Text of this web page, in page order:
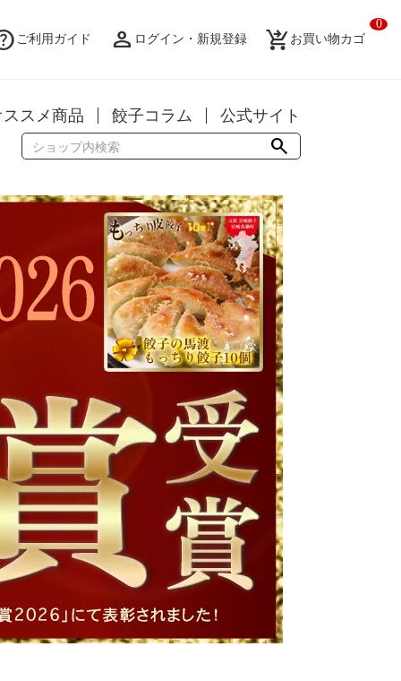
ご利用ガイド person_filled ログイン・新規登録 shopping_cart_checkout お買い物カゴ
0
ススメ商品 餃子コラム 公式サイト
search